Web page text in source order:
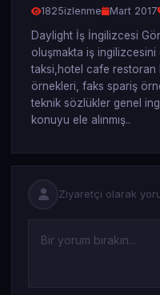
1825izlenme Mart 2017
Daylight İş İngilizcesi
oluşmakta iş
taksi,hotel cafe restoran
örnekleri, faks spariş
teknik sözlükler genel
konuyu ele alınmış..
Ziyaretçi olarak